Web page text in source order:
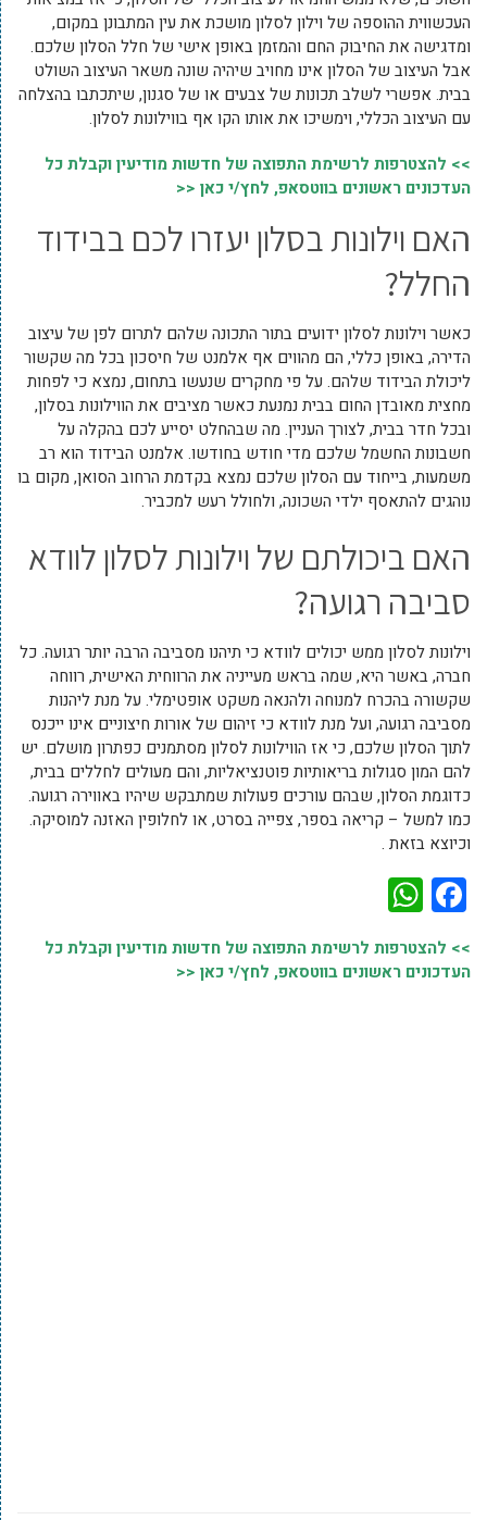
העכשווית ההוספה של וילון לסלון מושכת את עין המתבונן במקום,
ומדגישה את החיבוק החם והמזמן באופן אישי של חלל הסלון שלכם.
אבל העיצוב של הסלון אינו מחויב שיהיה שונה משאר העיצוב השולט
בבית. אפשרי לשלב תכונות של צבעים או של סגנון, שיתכתבו בהצלחה
עם העיצוב הכללי, וימשיכו את אותו הקו אף בווילונות לסלון.
>> להצטרפות לרשימת התפוצה של חדשות מודיעין וקבלת כל
העדכונים ראשונים בווטסאפ, לחץ/י כאן <<
האם וילונות בסלון יעזרו לכם בבידוד
החלל?
כאשר וילונות לסלון ידועים בתור התכונה שלהם לתרום לפן של עיצוב
הדירה, באופן כללי, הם מהווים אף אלמנט של חיסכון בכל מה שקשור
ליכולת הבידוד שלהם. על פי מחקרים שנעשו בתחום, נמצא כי לפחות
מחצית מאובדן החום בבית נמנעת כאשר מציבים את הווילונות בסלון,
ובכל חדר בבית, לצורך העניין. מה שבהחלט יסייע לכם בהקלה על
חשבונות החשמל שלכם מדי חודש בחודשו. אלמנט הבידוד הוא רב
משמעות, בייחוד עם הסלון שלכם נמצא בקדמת הרחוב הסואן, מקום בו
נוהגים להתאסף ילדי השכונה, ולחולל רעש למכביר.
האם ביכולתם של וילונות לסלון לוודא
סביבה רגועה?
וילונות לסלון ממש יכולים לוודא כי תיהנו מסביבה הרבה יותר רגועה. כל
חברה, באשר היא, שמה בראש מעייניה את הרווחית האישית, רווחה
שקשורה בהכרח למנוחה ולהנאה משקט אופטימלי. על מנת ליהנות
מסביבה רגועה, ועל מנת לוודא כי זיהום של אורות חיצוניים אינו ייכנס
לתוך הסלון שלכם, כי אז הווילונות לסלון מסתמנים כפתרון מושלם. יש
להם המון סגולות בריאותיות פוטנציאליות, והם מעולים לחללים בבית,
כדוגמת הסלון, שבהם עורכים פעולות שמתבקש שיהיו באווירה רגועה.
כמו למשל – קריאה בספר, צפייה בסרט, או לחלופין האזנה למוסיקה.
וכיוצא בזאת .
Facebook
>> להצטרפות לרשימת התפוצה של חדשות מודיעין וקבלת כל
העדכונים ראשונים בווטסאפ, לחץ/י כאן <<